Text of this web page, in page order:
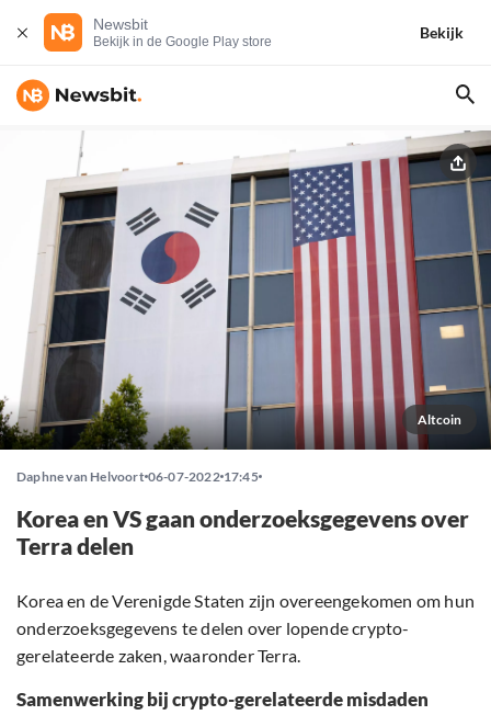
Newsbit
Bekijk in de Google Play store
Bekijk
Altcoin
Daphne van Helvoort 06-07-2022 17:45
Korea en VS gaan onderzoeksgegevens over
Terra delen
Korea en de Verenigde Staten zijn overeengekomen om hun
onderzoeksgegevens te delen over lopende crypto-
gerelateerde zaken, waaronder Terra.
Samenwerking bij crypto-gerelateerde misdaden